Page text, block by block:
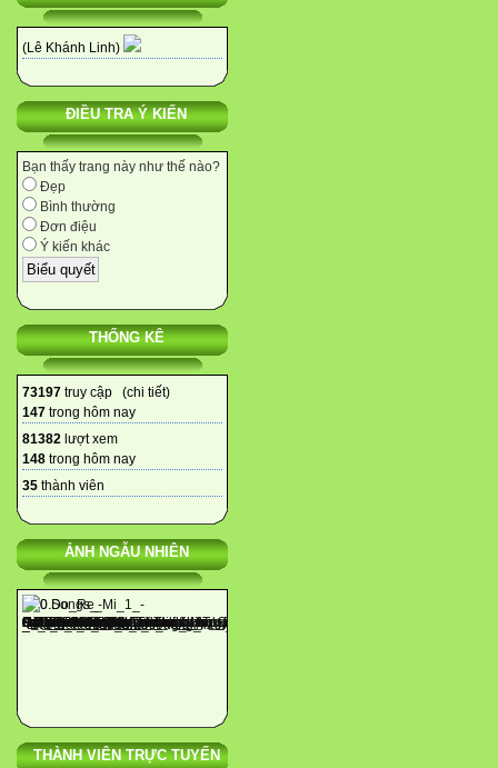
(Lê Khánh Linh)
ĐIỀU TRA Ý KIẾN
Bạn thấy trang này như thế nào?
Đẹp
Bình thường
Đơn điệu
Ý kiến khác
THỐNG KÊ
73197 truy cập (chi tiết)
147 trong hôm nay
81382 lượt xem
148 trong hôm nay
35 thành viên
ẢNH NGẪU NHIÊN
THÀNH VIÊN TRỰC TUYẾN